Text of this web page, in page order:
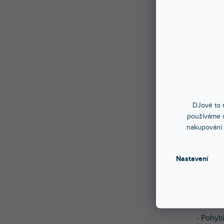
DJové to
používáme
Nastavení
wash
instalace.
Díky
- P